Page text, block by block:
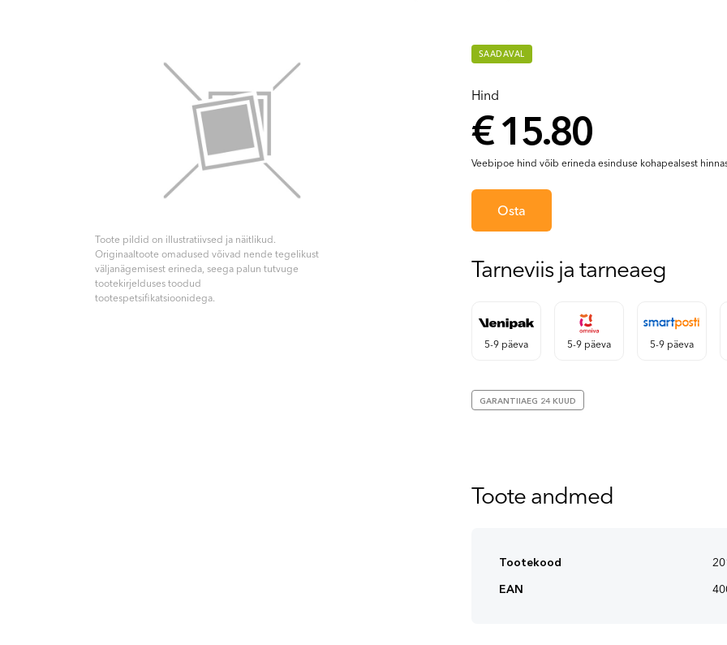
Toote pildid on illustratiivsed ja näitlikud.
Originaaltoote omadused võivad nende tegelikust
väljanägemisest erineda, seega palun tutvuge
tootekirjelduses toodud
tootespetsifikatsioonidega.
SAADAVAL
Hind
€ 15.80
Veebipoe hind võib erineda esinduse kohapealsest
Osta
Tarneviis ja tarneaeg
5-9 päeva 5-9 päeva 5-9 päeva
GARANTIIAEG 24 KUUD
Toote andmed
Tootekood
EAN